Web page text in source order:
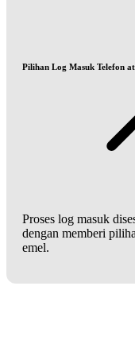
Pilihan Log Masuk Telefon
Proses log masuk
dengan memberi
emel.